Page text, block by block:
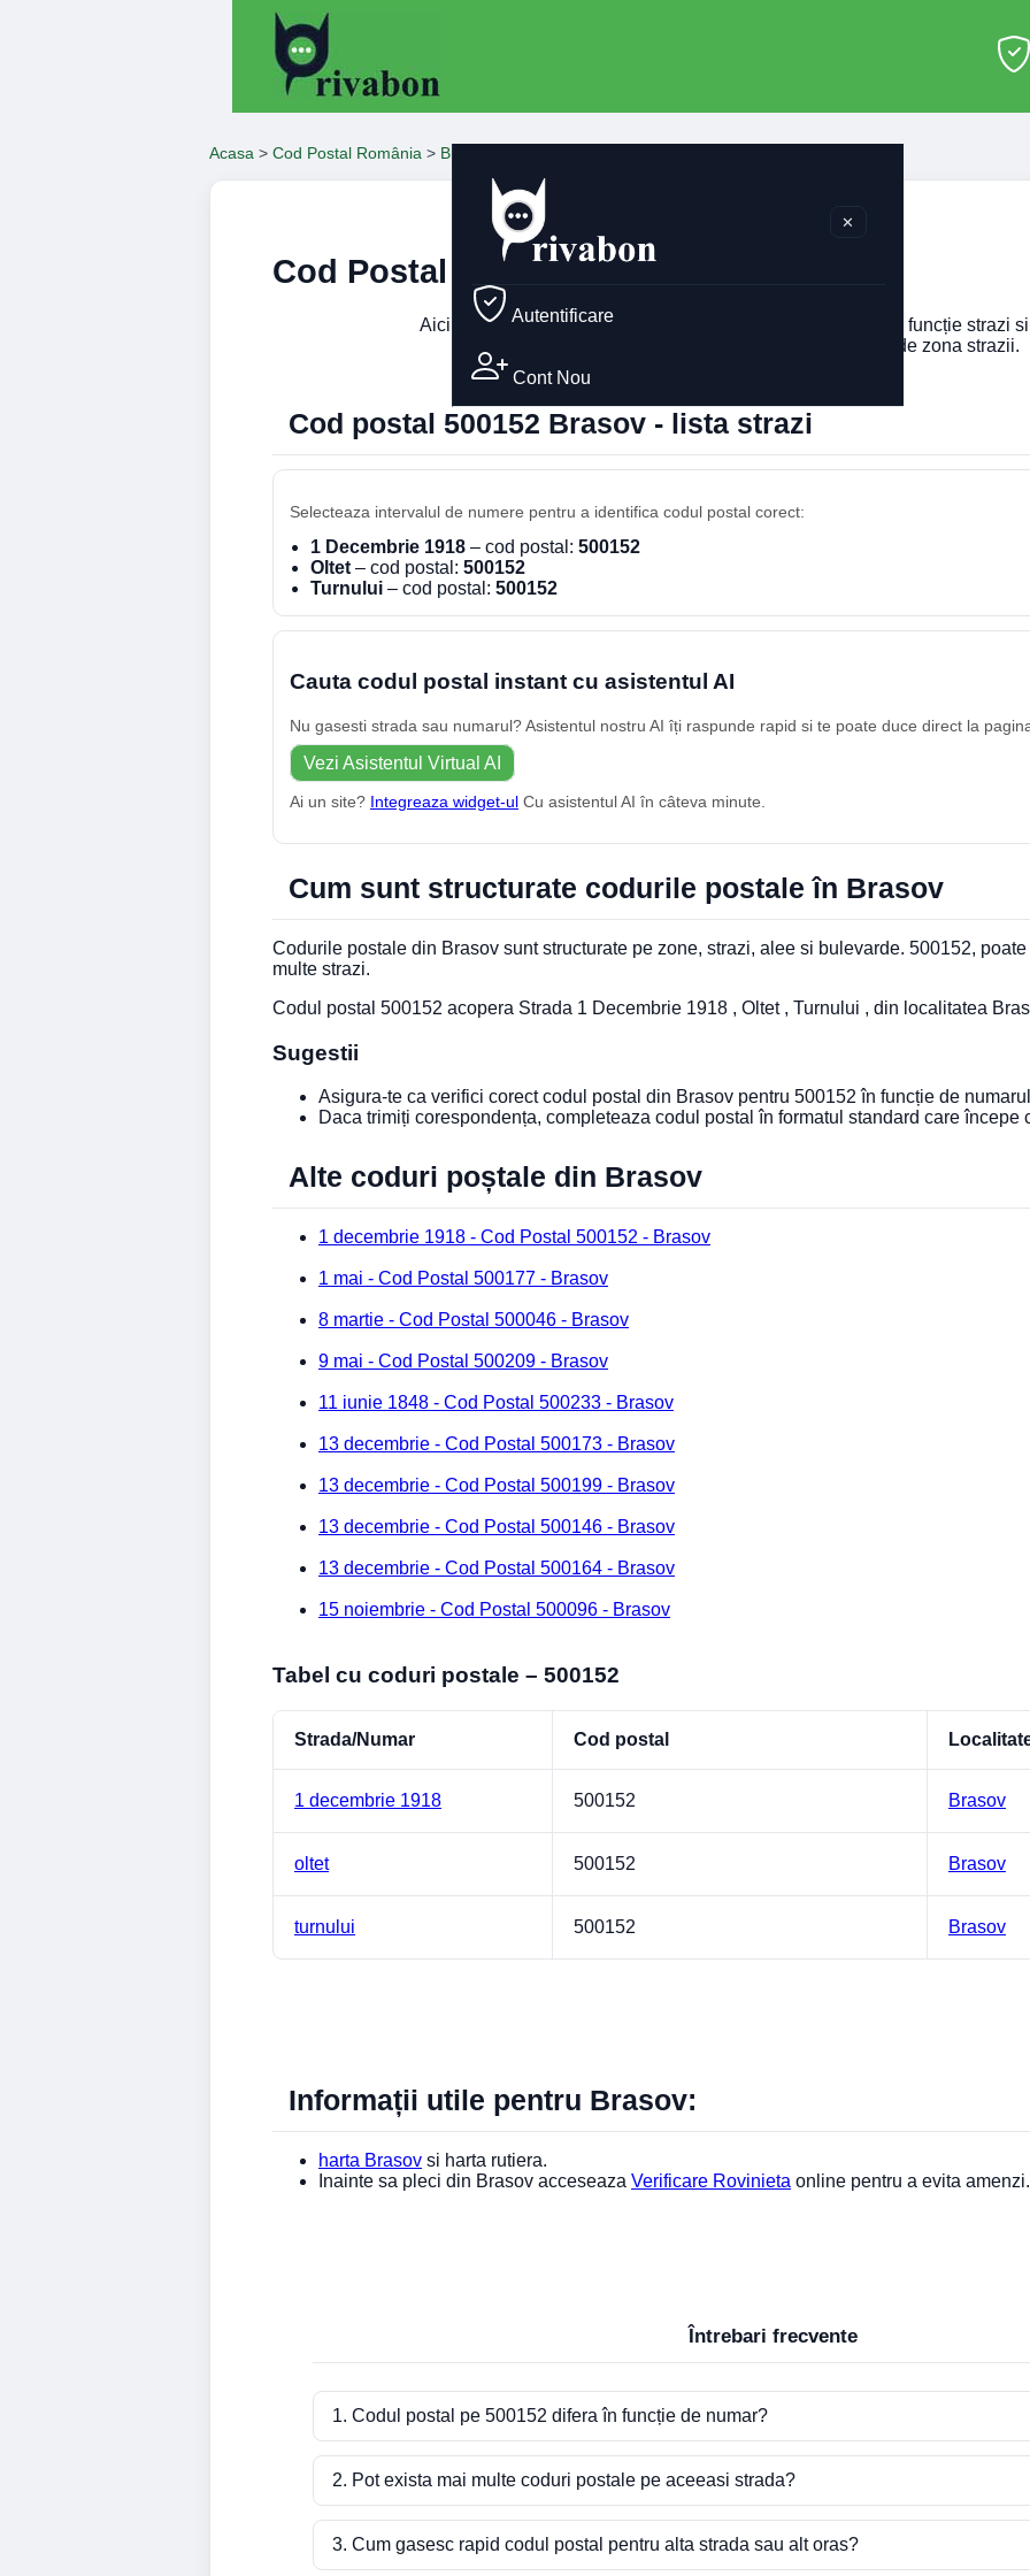
✕
Autentificare
Cont Nou
Acasa > Cod Postal România > Brasov
Cod Postal 500152 Brasov
Aici gasesti codul postal pentru
din Brasov, afisat în funcție strazi
imobilului. Codul postal poate diferi în funcție de zona strazii.
Cod postal 500152 Brasov - lista strazi
Selecteaza intervalul de numere pentru a identifica codul postal corect:
1 Decembrie 1918 – cod postal: 500152
Oltet – cod postal: 500152
Turnului – cod postal: 500152
Cauta codul postal instant cu asistentul AI
Nu gasesti strada sau numarul? Asistentul nostru AI îți raspunde rapid si te poate duce direct la
Vezi Asistentul Virtual AI
Ai un site? Integreaza widget-ul Cu asistentul AI în câteva minute.
Cum sunt structurate codurile postale în Brasov
Codurile postale din Brasov sunt structurate pe zone, strazi, alee si bulevarde. 500152,
multe strazi.
Codul postal 500152 acopera Strada 1 Decembrie 1918 , Oltet , Turnului , din localitatea
Sugestii
Asigura-te ca verifici corect codul postal din Brasov pentru 500152 în funcție de
Daca trimiți corespondența, completeaza codul postal în formatul standard care începe
Alte coduri poștale din Brasov
1 decembrie 1918 - Cod Postal 500152 - Brasov
1 mai - Cod Postal 500177 - Brasov
8 martie - Cod Postal 500046 - Brasov
9 mai - Cod Postal 500209 - Brasov
11 iunie 1848 - Cod Postal 500233 - Brasov
13 decembrie - Cod Postal 500173 - Brasov
13 decembrie - Cod Postal 500199 - Brasov
13 decembrie - Cod Postal 500146 - Brasov
13 decembrie - Cod Postal 500164 - Brasov
15 noiembrie - Cod Postal 500096 - Brasov
Tabel cu coduri postale – 500152
Strada/Numar Cod postal
1 decembrie 1918 500152 Brasov
oltet 500152 Brasov
turnului 500152 Brasov
Informații utile pentru Brasov:
harta Brasov si harta rutiera.
Inainte sa pleci din Brasov acceseaza Verificare Rovinieta online pentru a evita amenzi.
Întrebari frecvente
1. Codul postal pe 500152 difera în funcție de numar?
2. Pot exista mai multe coduri postale pe aceeasi strada?
3. Cum gasesc rapid codul postal pentru alta strada sau alt oras?